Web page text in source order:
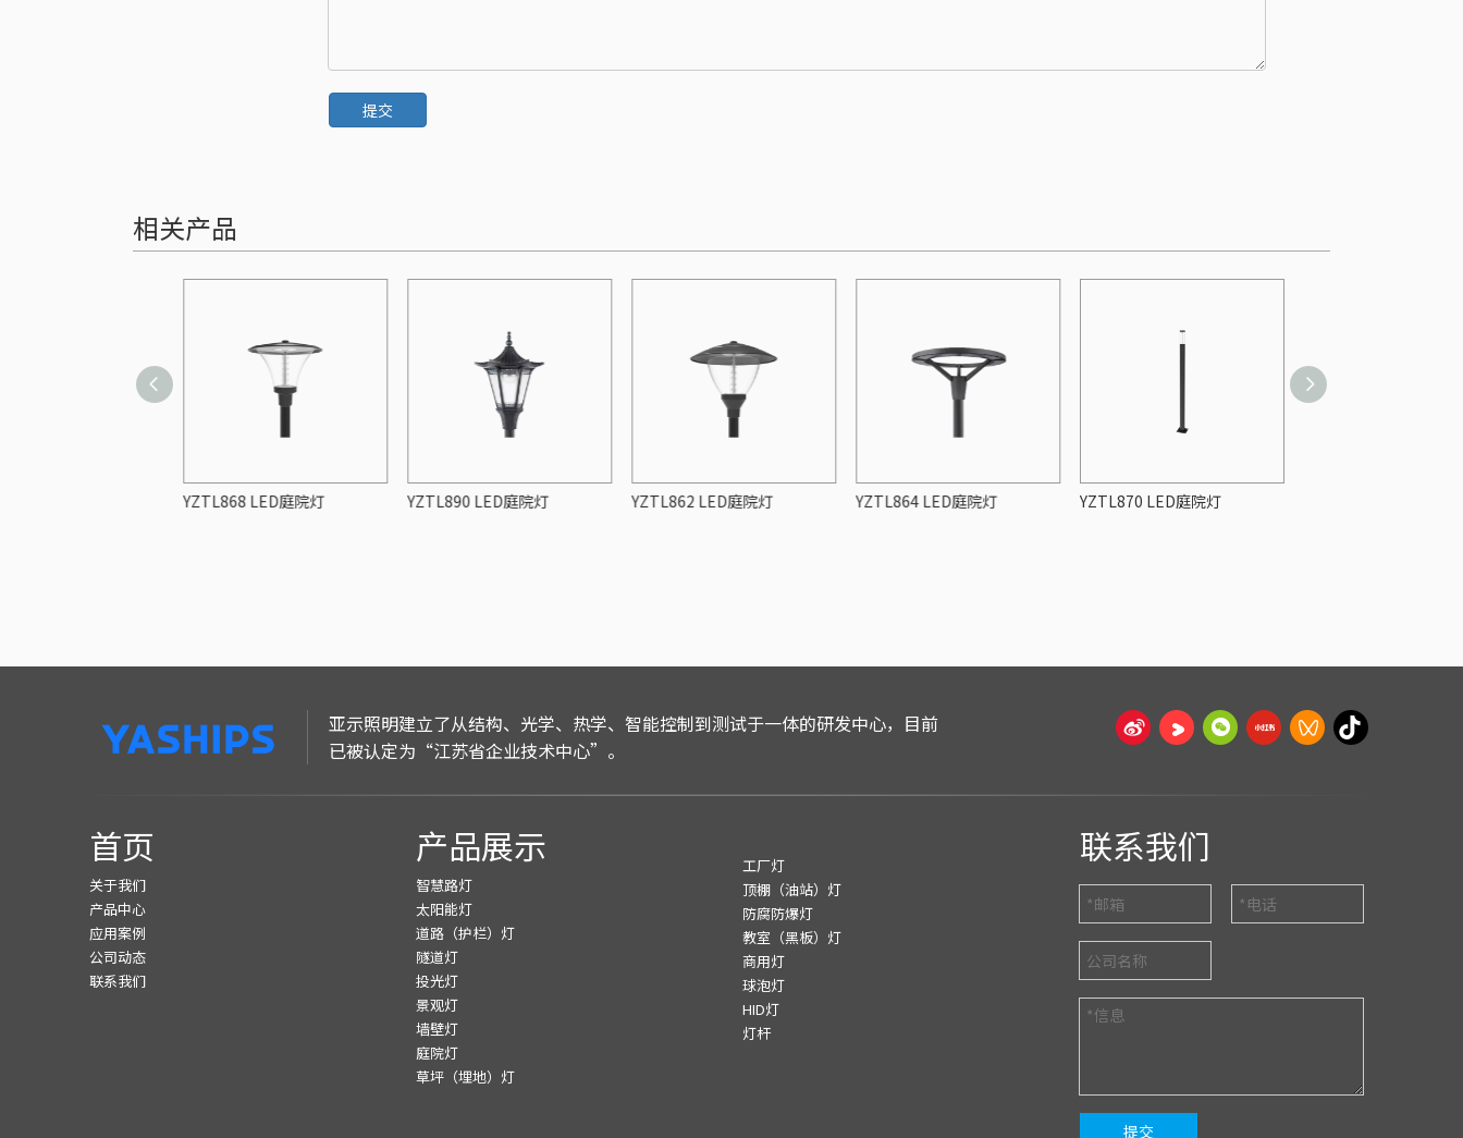
提交
相关产品
YZTL868 LED庭院灯 YZTL890 LED庭院灯 YZTL862 LED庭院灯 YZTL864 LED庭院灯 YZTL870 LED庭院灯
亚示照明建立了从结构、光学、热学、智能控制到测试于一体的研发中心，目前
已被认定为“江苏省企业技术中心”。
首页
关于我们
产品中心
应用案例
公司动态
联系我们
产品展示
智慧路灯
太阳能灯
道路（护栏）灯
隧道灯
投光灯
景观灯
墙壁灯
庭院灯
草坪（埋地）灯
工厂灯
顶棚（油站）灯
防腐防爆灯
教室（黑板）灯
商用灯
球泡灯
HID灯
灯杆
联系我们
提交